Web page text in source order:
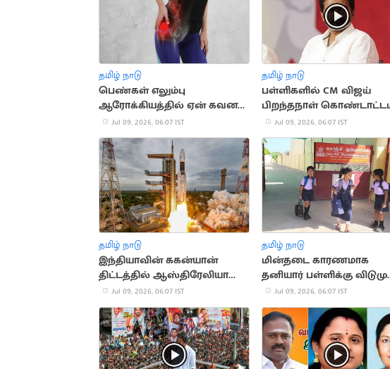
தமிழ் நாடு
பெண்கள் எலும்பு
ஆரோக்கியத்தில் ஏன் கவனம்
செலுத்த வேண்டும்?
Jul 09, 2026, 06:07 IST
தமிழ் நாடு
பள்ளிகளில் CM விஜய்
பிறந்தநாள்
அரசு பதிலளிக்க உத்தரவு
Jul 09, 2026, 06:07 IST
தமிழ் நாடு
இந்தியாவின் ககன்யான்
திட்டத்தில் ஆஸ்திரேலியா
பங்கேற்பு
Jul 09, 2026, 06:07 IST
தமிழ் நாடு
மின்தடை காரணமாக
தனியார் பள்ளிக்கு
அறிவிப்பு
Jul 09, 2026, 06:07 IST